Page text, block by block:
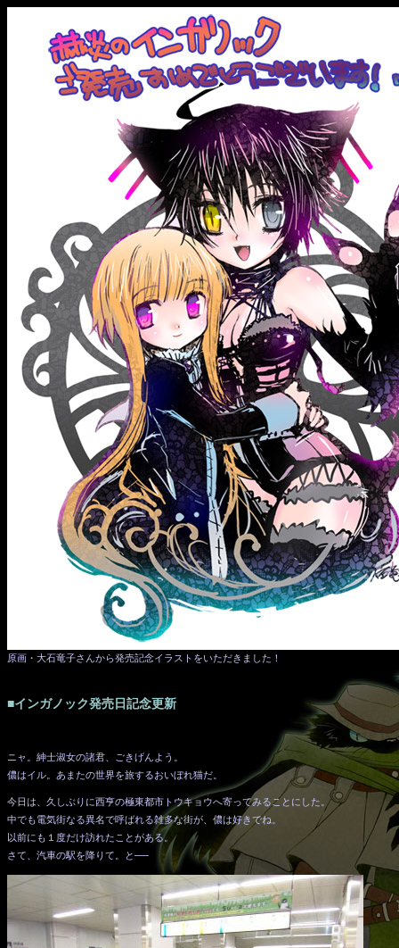
原画・大石竜子さんから発売記念イラストをいただきました！
■インガノック発売日記念更新
ニャ。紳士淑女の諸君、ごきげんよう。
儂はイル。あまたの世界を旅するおいぼれ猫だ。
今日は、久しぶりに西亨の極東都市トウキョウへ寄ってみることにした。
中でも電気街なる異名で呼ばれる雑多な街が、儂は好きでね。
以前にも１度だけ訪れたことがある。
さて、汽車の駅を降りて。と──